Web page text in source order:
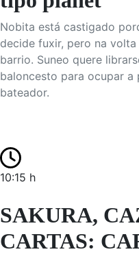
Nobita está castigado
decide fuxir, pero na
barrio. Suneo quere
baloncesto para ocupar
bateador.
10:15 h
SAKURA,
CARTAS: